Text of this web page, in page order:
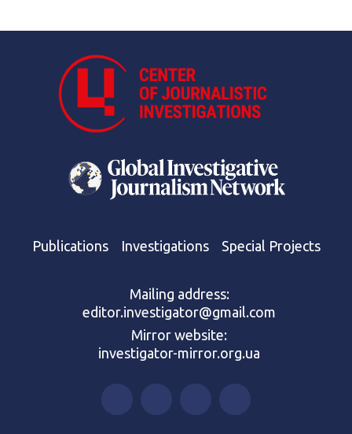
Publications Investigations Special Projects
Mailing address:
editor.investigator@gmail.com
Mirror website:
investigator-mirror.org.ua